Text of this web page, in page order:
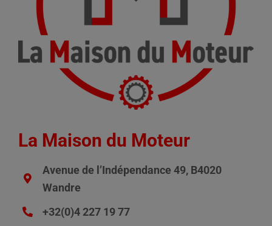
La Maison du Moteur
Avenue de l’Indépendance 49, B4020
Wandre
+32(0)4 227 19 77